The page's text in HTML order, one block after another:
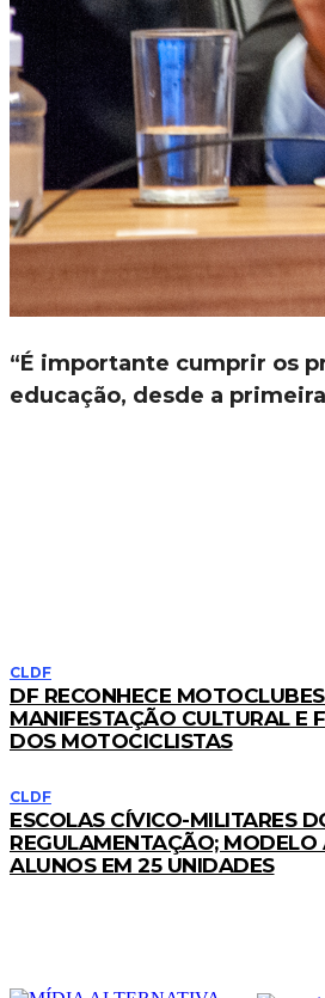
“É importante cumprir os
educação, desde a
CLDF
DF RECONHECE
MANIFESTAÇÃO CULTURAL E
DOS MOTOCICLISTAS
CLDF
ESCOLAS CÍVICO-MILITARES
REGULAMENTAÇÃO;
ALUNOS EM 25 UNIDADES